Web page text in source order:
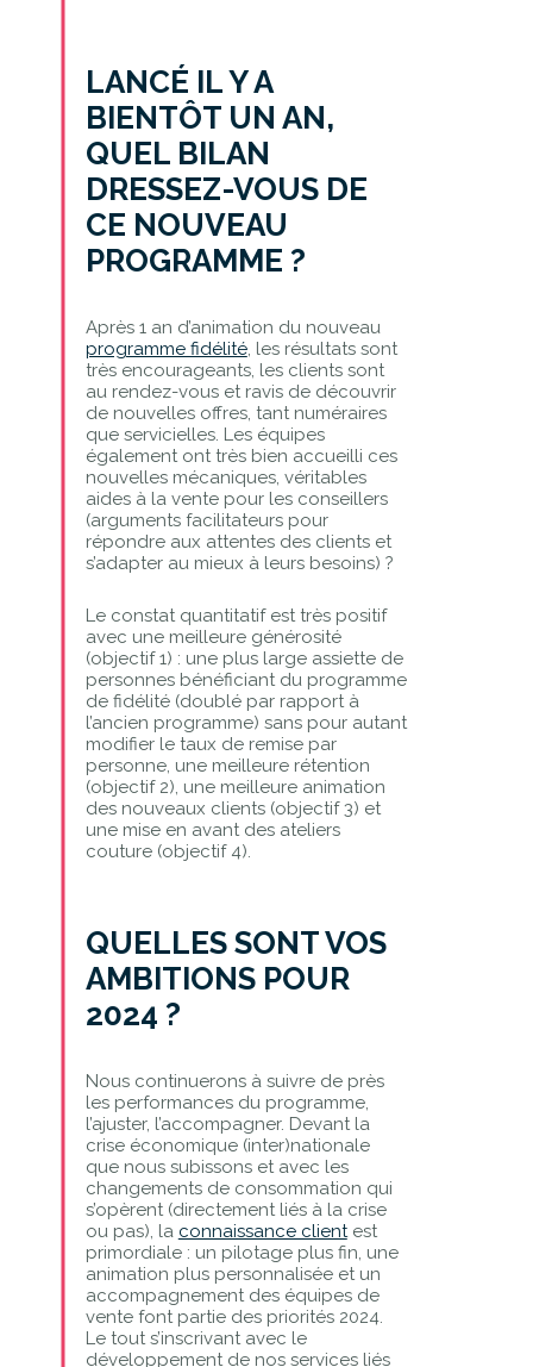
LANCÉ IL Y A
BIENTÔT UN AN,
QUEL BILAN
DRESSEZ-VOUS DE
CE NOUVEAU
PROGRAMME ?
Après 1 an d’animation du nouveau
programme fidélité, les résultats sont
très encourageants, les clients sont
au rendez-vous et ravis de découvrir
de nouvelles offres, tant numéraires
que servicielles. Les équipes
également ont très bien accueilli ces
nouvelles mécaniques, véritables
aides à la vente pour les conseillers
(arguments facilitateurs pour
répondre aux attentes des clients et
s’adapter au mieux à leurs besoins) ?
Le constat quantitatif est très positif
avec une meilleure générosité
(objectif 1) : une plus large assiette de
personnes bénéficiant du programme
de fidélité (doublé par rapport à
l’ancien programme) sans pour autant
modifier le taux de remise par
personne, une meilleure rétention
(objectif 2), une meilleure animation
des nouveaux clients (objectif 3) et
une mise en avant des ateliers
couture (objectif 4).
QUELLES SONT VOS
AMBITIONS POUR
2024 ?
Nous continuerons à suivre de près
les performances du programme,
l’ajuster, l’accompagner. Devant la
crise économique (inter)nationale
que nous subissons et avec les
changements de consommation qui
s’opèrent (directement liés à la crise
ou pas), la connaissance clientest
primordiale : un pilotage plus fin, une
animation plus personnalisée et un
accompagnement des équipes de
vente font partie des priorités 2024.
Le tout s’inscrivant avec le
développement de nos services liés